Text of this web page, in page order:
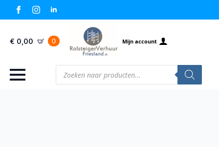
€ 0,00 0 Mijn account
Producten
zoeken